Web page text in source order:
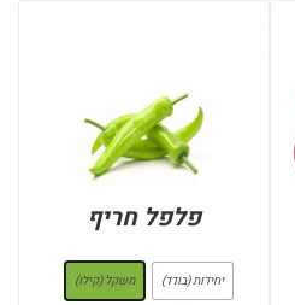
פלפל חריף
יחידות (בודד) משקל (קילו)